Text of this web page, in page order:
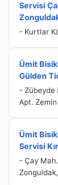
Servisi
- Kurtlar
Ümit
Gülden
- Zübeyde
Apt.
Ümit
Servisi
- Çay